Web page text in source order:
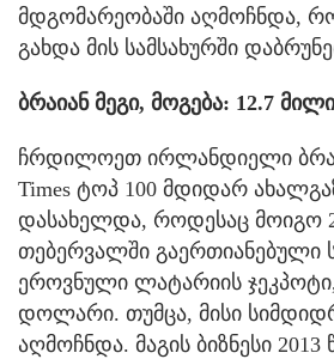
მდგომარეობაში აღმოჩნდა,
გახდა მის სამსახურში
ბრაიან მეგი, მოგება: 12.7
ჩრდილოეთ ირლანდიელი
Times ტოპ 100 მდიდარ
დასახელდა, როდესაც მოიგო
თებერვალში გაერთიანებული
ეროვნული ლატარიის
დოლარი. თუმცა, მისი
აღმოჩნდა. მაგის ბიზნესი